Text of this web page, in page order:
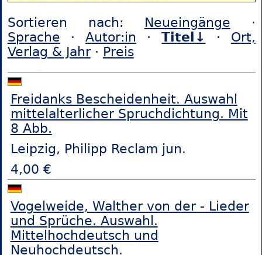
Sortieren nach: Neueingänge ·
Sprache ·Autor:in ·Titel↓ · Ort,
Verlag & Jahr· Preis
Freidanks Bescheidenheit. Auswahl
mittelalterlicher Spruchdichtung. Mit
8 Abb.
Leipzig, Philipp Reclam jun.
4,00 €
Vogelweide, Walther von der - Lieder
und Sprüche. Auswahl.
Mittelhochdeutsch und
Neuhochdeutsch.